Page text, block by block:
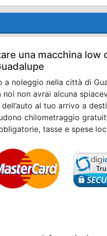
una macchina low
noleggio nella città di
non avrai alcuna
al tuo arrivo a
chilometraggio
tasse e spese